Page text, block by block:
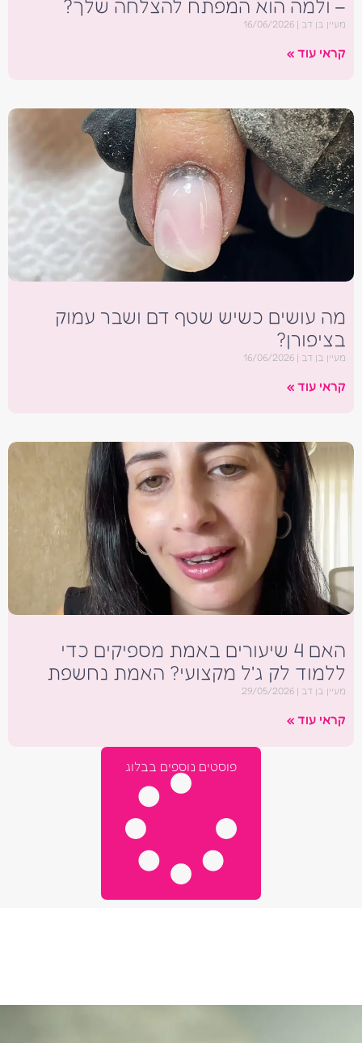
– ולמה הוא המפתח להצלחה שלך?
מעיין בן דב
קראי עוד »
מה עושים כשיש שטף דם ושבר עמוק
בציפורן?
מעיין בן דב
קראי עוד »
האם 4 שיעורים באמת מספיקים כדי
ללמוד לק ג'ל מקצועי? האמת נחשפת
מעיין בן דב
קראי עוד »
פוסטים נוספים בבלוג